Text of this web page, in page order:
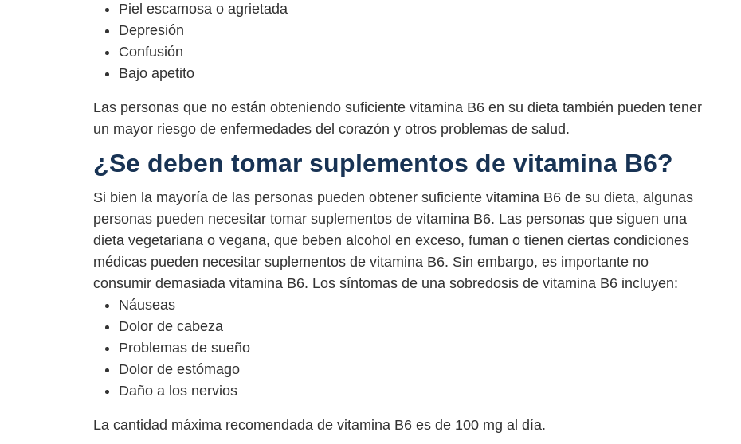
Piel escamosa o agrietada
Depresión
Confusión
Bajo apetito
Las personas que no están obteniendo suficiente vitamina B6 en su dieta también pueden tener
un mayor riesgo de enfermedades del corazón y otros problemas de salud.
¿Se deben tomar suplementos de vitamina B6?
Si bien la mayoría de las personas pueden obtener suficiente vitamina B6 de su dieta, algunas
personas pueden necesitar tomar suplementos de vitamina B6. Las personas que siguen una
dieta vegetariana o vegana, que beben alcohol en exceso, fuman o tienen ciertas condiciones
médicas pueden necesitar suplementos de vitamina B6. Sin embargo, es importante no
consumir demasiada vitamina B6. Los síntomas de una sobredosis de vitamina B6 incluyen:
Náuseas
Dolor de cabeza
Problemas de sueño
Dolor de estómago
Daño a los nervios
La cantidad máxima recomendada de vitamina B6 es de 100 mg al día.